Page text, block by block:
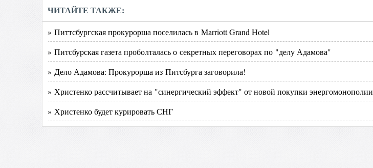
ЧИТАЙТЕ ТАКЖЕ:
» Питтсбургская прокурорша поселилась в Marriott Grand Hotel
» Питсбурская газета проболталась о секретных переговорах по "делу Адамова"
» Дело Адамова: Прокурорша из Питсбурга заговорила!
» Христенко рассчитывает на "синергический эффект" от новой покупки энергомонополии
» Христенко будет курировать СНГ